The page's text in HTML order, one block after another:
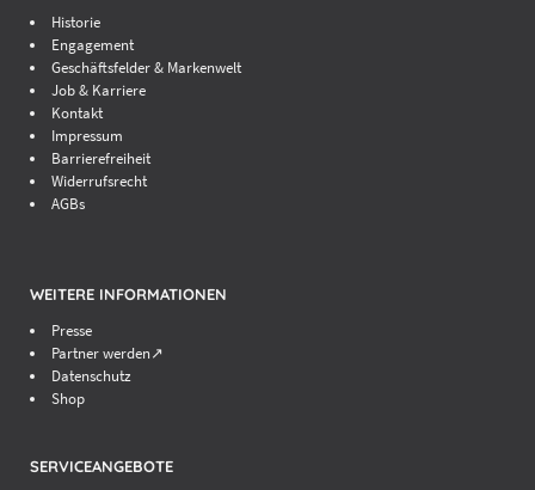
Historie
Engagement
Geschäftsfelder & Markenwelt
Job & Karriere
Kontakt
Impressum
Barrierefreiheit
Widerrufsrecht
AGBs
WEITERE INFORMATIONEN
Presse
Partner werden↗
Datenschutz
Shop
SERVICEANGEBOTE